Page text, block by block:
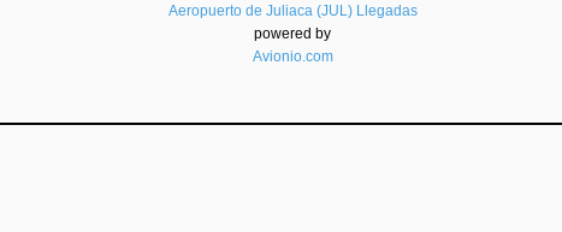
Aeropuerto de Juliaca (JUL) Llegadas
powered by
Avionio.com